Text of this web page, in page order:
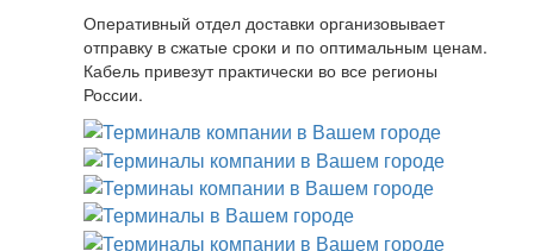
Оперативный отдел доставки организовывает
отправку в сжатые сроки и по оптимальным ценам.
Кабель привезут практически во все регионы
России.